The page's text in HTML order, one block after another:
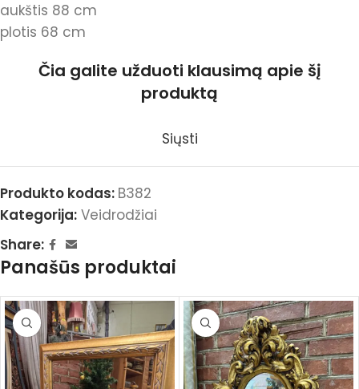
aukštis 88 cm
plotis 68 cm
Čia galite užduoti klausimą apie šį
produktą
Siųsti
Produkto kodas: B382
Kategorija: Veidrodžiai
Share:
Panašūs produktai